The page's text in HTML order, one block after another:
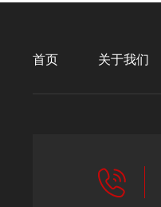
首页 关于我们